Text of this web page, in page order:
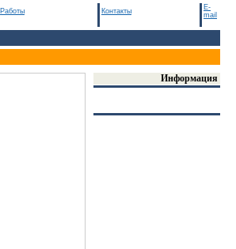
Работы Контакты
E-
mail
Информация